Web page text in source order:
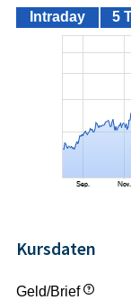
Intraday 5
Kursdaten
Geld/Brief